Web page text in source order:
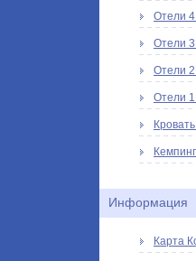
Отели 4
Отели 3
Отели 2
Отели 1
Информация
Карта